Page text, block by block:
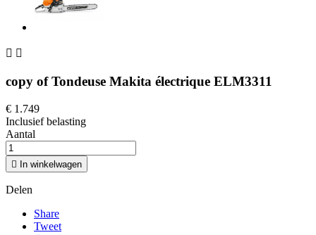
 
copy of Tondeuse Makita électrique ELM3311
€ 1.749
Inclusief belasting
Aantal
 In winkelwagen
Delen
Share
Tweet